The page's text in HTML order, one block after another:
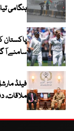
ہنگامی
سامنے آ
فیلڈ
ملاقات،